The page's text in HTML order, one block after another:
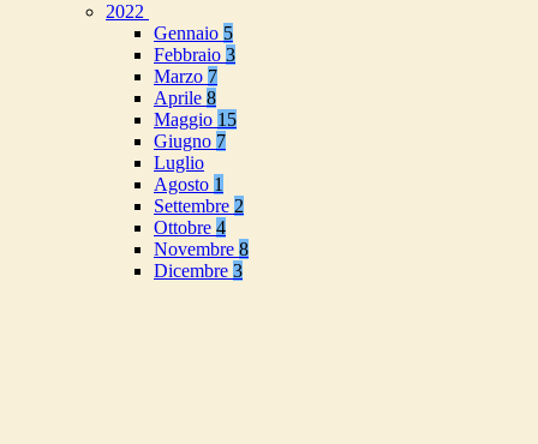
2022
Gennaio 5
Febbraio 3
Marzo 7
Aprile 8
Maggio 15
Giugno 7
Luglio
Agosto 1
Settembre 2
Ottobre 4
Novembre 8
Dicembre 3